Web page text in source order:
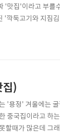
'맛집'이라고 부
깍둑고기와 지짐
리고 싶어서 '맛
)
'용정' 겨울에는
중국집이라고 하
때가 많은데 그